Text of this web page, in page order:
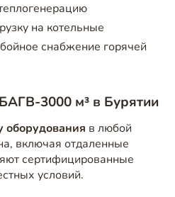
на котельные
снабжение горячей
3000 м³ в Бурятии
оборудования в любой
включая отдаленные
сертифицированные
условий.